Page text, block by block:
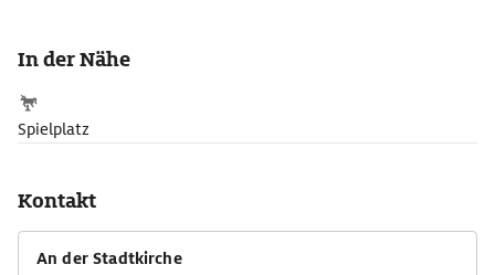
In der Nähe
Spielplatz
Kontakt
An der Stadtkirche